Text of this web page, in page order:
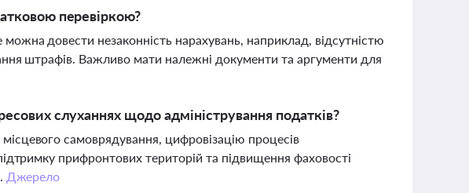
перевіркою?
довести незаконність нарахувань, наприклад, відсутністю
штрафів. Важливо мати належні документи та аргументи для
слуханнях щодо адміністрування податків?
самоврядування, цифровізацію процесів
прифронтових територій та підвищення фаховості
Джерело